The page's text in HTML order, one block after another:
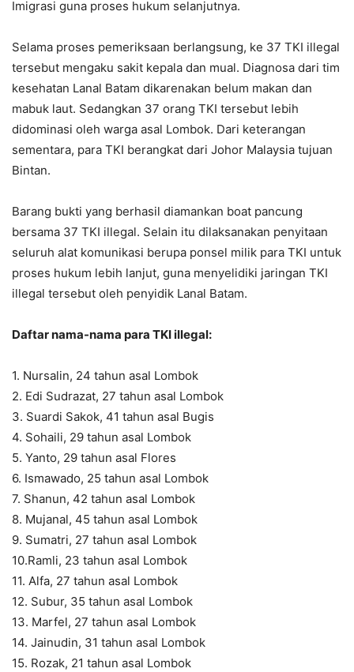
Imigrasi guna proses hukum selanjutnya.
Selama proses pemeriksaan berlangsung, ke 37 TKI illegal
tersebut mengaku sakit kepala dan mual. Diagnosa dari tim
kesehatan Lanal Batam dikarenakan belum makan dan
mabuk laut. Sedangkan 37 orang TKI tersebut lebih
didominasi oleh warga asal Lombok. Dari keterangan
sementara, para TKI berangkat dari Johor Malaysia tujuan
Bintan.
Barang bukti yang berhasil diamankan boat pancung
bersama 37 TKI illegal. Selain itu dilaksanakan penyitaan
seluruh alat komunikasi berupa ponsel milik para TKI untuk
proses hukum lebih lanjut, guna menyelidiki jaringan TKI
illegal tersebut oleh penyidik Lanal Batam.
Daftar nama-nama para TKI illegal:
1. Nursalin, 24 tahun asal Lombok
2. Edi Sudrazat, 27 tahun asal Lombok
3. Suardi Sakok, 41 tahun asal Bugis
4. Sohaili, 29 tahun asal Lombok
5. Yanto, 29 tahun asal Flores
6. Ismawado, 25 tahun asal Lombok
7. Shanun, 42 tahun asal Lombok
8. Mujanal, 45 tahun asal Lombok
9. Sumatri, 27 tahun asal Lombok
10.Ramli, 23 tahun asal Lombok
11. Alfa, 27 tahun asal Lombok
12. Subur, 35 tahun asal Lombok
13. Marfel, 27 tahun asal Lombok
14. Jainudin, 31 tahun asal Lombok
15. Rozak, 21 tahun asal Lombok